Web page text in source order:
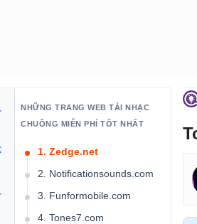
NHỮNG TRANG WEB TẢI NHẠC
CHUÔNG MIỄN PHÍ TỐT NHẤT
1. Zedge.net
2. Notificationsounds.com
3. Funformobile.com
4. Tones7.com